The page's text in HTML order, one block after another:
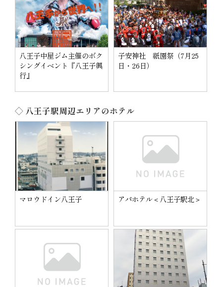
八王子中屋ジム主催のボク
シングイベント『八王子興
行』
子安神社 祇園祭（7月25
日・26日）
◇ 八王子駅周辺エリアのホテル
マロウドイン八王子 アパホテル＜八王子駅北＞